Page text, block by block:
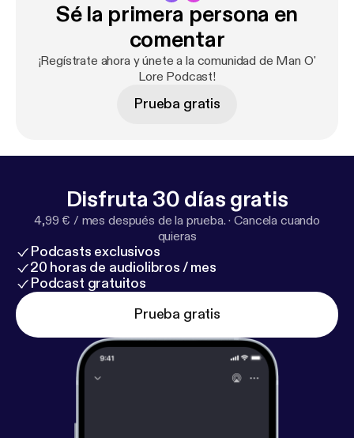
Sé la primera persona en
comentar
¡Regístrate ahora y únete a la comunidad de Man O'
Lore Podcast!
Prueba gratis
Disfruta 30 días gratis
4,99 € / mes después de la prueba. ·Cancela cuando
quieras
Podcasts exclusivos
20 horas de audiolibros / mes
Podcast gratuitos
Prueba gratis